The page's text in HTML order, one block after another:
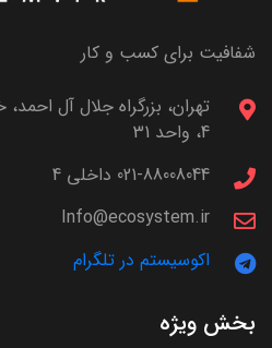
شفافیت برای کسب و کار
4، واحد 31
021-88008044 داخلی 4
Info@ecosystem.ir
اکوسیستم در تلگرام
بخش ویژه